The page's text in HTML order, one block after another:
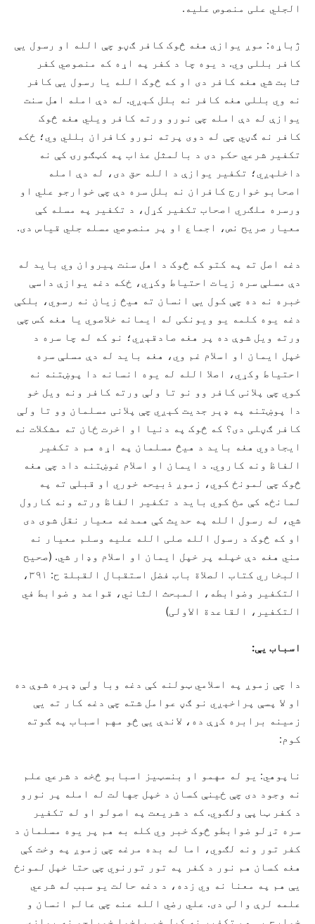
الجلي علی منصوص علیه.
ژباړه: موږ یوازې هغه څوک کافر ګڼو چې الله او رسول يې
کافر بللی وي. د یوه چا د کفر په اړه که منصوصي کفر
ثابت شي هغه کافر دی او که څوک الله یا رسول يې کافر
نه وي بللی هغه کافر نه بلل کېږي. له دې امله اهل سنت
یوازې له دې امله چې نورو ورته کافر ویلي هغه څوک
کافر نه ګڼي چې له دوی پرته نورو کافران بللي وي؛ ځکه
تکفیر شرعي حکم دی د بالمثل عذاب په کټګورۍ کې نه
داخلېږي؛ تکفیر یوازې د الله حق دی، له دې امله
اصحابو خوارج کافران نه بلل سره دې چې خوارجو علي او
ورسره ملګري اصحاب تکفیر کړل، د تکفیر په مسله کې
معیار صریح نص، اجماع او پر منصوصي مسله جلي قیاس دی.
دغه اصل ته په کتو که څوک د اهل سنت پيروان وي باید له
دې مسلې سره زیات احتیاط وکړي، ځکه دغه یوازې داسې
خبره نه ده چې کول يې انسان ته هيڅ زیان نه رسوي، بلکې
دغه یوه کلمه یو ویونکی له ایمانه خلاصوي یا هغه کس چې
ورته ویل شوې ده پر هغه صادقېږي؛ نو که له چا سره د
خپل ایمان او اسلام غم وي، هغه باید له دې مسلې سره
احتیاط وکړي، اصلا الله له یوه انسانه دا پوښتنه نه
کوي چې پلانی کافر وو نو تا ولې ورته کافر ونه ویل خو
دا پوښتنه په ډېر جدیت کېږي چې پلانی مسلمان وو تا ولې
کافر ګڼلی دی؟ که څوک په دنیا او اخرت ځان ته مشکلات نه
ایجادوي هغه باید د هيڅ مسلمان په اړه هم د تکفیر
الفاظ ونه کاروي. د ایمان او اسلام غوښتنه داد چې هغه
څوک چې لمونځ کوي، زموږ ذبیحه خوري او قبلې ته په
لمانځه کې مخ کوي باید د تکفیر الفاظ ورته ونه کارول
شي، له رسول الله په حدیث کې همدغه معیار نقل شوی دی
او که څوک د رسول الله صلی الله علیه وسلم معیار نه
مني هغه دې خپله پر خپل ایمان او اسلام وډار شي. (صحیح
البخاري کتاب الصلاة باب فضل استقبال القبلة ح: ۳۹۱،
التکفیر وضوابطه، المبحث الثاني، قواعد و ضوابط في
التکفیر، القاعدة الاولی)
اسباب يې:
دا چې زموږ په اسلامي ټولنه کې دغه وبا ولې ډېره شوې ده
او لا پسې پراخېږي نو ګڼ عوامل شته چې دغه کار ته يې
زمینه برابره کړې ده، لاندې يې څو مهم اسباب په ګوته
کوم:
ناپوهي: یو له مهمو او بنسټیز اسبابو څخه د شرعي علم
نه وجود دی چې ځينې کسان د خپل جهالت له امله پر نورو
د کفر ټاپې ولګوي. که د شریعت په اصولو او له تکفیر
سره تړلو ضوابطو څوک خبر وي کله به هم پر یوه مسلمان د
کفر تور ونه لګوي، اما له بده مرغه چې زموږ په وخت کې
هغه کسان هم نور د کفر په تور تورنوي چې حتا خپل لمونځ
يې هم په معنا نه وي زده، د دغه حالت یو سبب له شرعي
علمه لرې والی دی. علي رضي الله عنه چې عالم انسان و